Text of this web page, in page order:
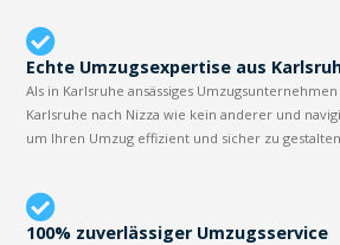
Echte Umzugsexpertise aus
Als in Karlsruhe ansässiges
Karlsruhe nach Nizza wie kein anderer und
um Ihren Umzug effizient und sicher zu gestalten.
100% zuverlässiger Umzugsservice